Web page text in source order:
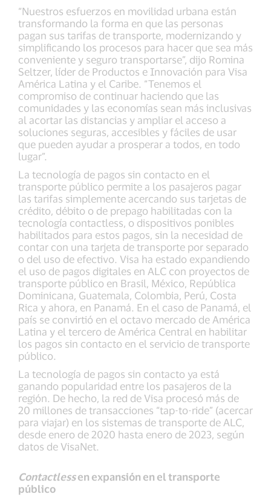
“Nuestros esfuerzos en movilidad urbana están
transformando la forma en que las personas
pagan sus tarifas de transporte, modernizando y
simplificando los procesos para hacer que sea más
conveniente y seguro transportarse”, dijo Romina
Seltzer, líder de Productos e Innovación para Visa
América Latina y el Caribe. “Tenemos el
compromiso de continuar haciendo que las
comunidades y las economías sean más inclusivas
al acortar las distancias y ampliar el acceso a
soluciones seguras, accesibles y fáciles de usar
que pueden ayudar a prosperar a todos, en todo
lugar”.
La tecnología de pagos sin contacto en el
transporte público permite a los pasajeros pagar
las tarifas simplemente acercando sus tarjetas de
crédito, débito o de prepago habilitadas con la
tecnología contactless, o dispositivos ponibles
habilitados para estos pagos, sin la necesidad de
contar con una tarjeta de transporte por separado
o del uso de efectivo. Visa ha estado expandiendo
el uso de pagos digitales en ALC con proyectos de
transporte público en Brasil, México, República
Dominicana, Guatemala, Colombia, Perú, Costa
Rica y ahora, en Panamá. En el caso de Panamá, el
país se convirtió en el octavo mercado de América
Latina y el tercero de América Central en habilitar
los pagos sin contacto en el servicio de transporte
público.
La tecnología de pagos sin contacto ya está
ganando popularidad entre los pasajeros de la
región. De hecho, la red de Visa procesó más de
20 millones de transacciones “tap-to-ride” (acercar
para viajar) en los sistemas de transporte de ALC,
desde enero de 2020 hasta enero de 2023, según
datos de VisaNet.
Contactlessen expansión en el transporte
público